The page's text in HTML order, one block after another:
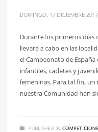
DOMINGO, 17 DICIEMBRE 2017
Durante los primeros días
llevará a cabo en las
el Campeonato de
infantiles, cadetes y
femeninas. Para tal fin,
nuestra Comunidad han
PUBLISHED IN